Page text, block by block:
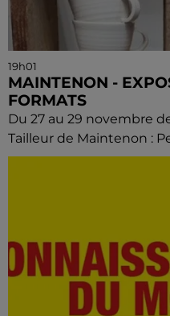
19h01
MAINTENON -
FORMATS
Du 27 au 29 novembre
Tailleur de Maintenon :